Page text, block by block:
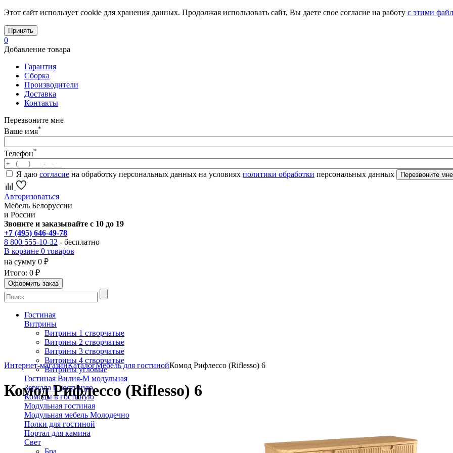
Этот сайт использует cookie для хранения данных. Продолжая использовать сайт, Вы даете свое согласие на работу с этими
Принять
0
Добавление товара
Гарантия
Сборка
Производители
Доставка
Контакты
Перезвоните мне
Ваше имя*
Телефон*
Я даю согласие на обработку персональных данных на условиях политики обработки персональных данных
Авторизоваться
Мебель Белоруссии
и России
Звоните и заказывайте с 10 до 19
+7 (495) 646-49-78
8 800 555-10-32 - бесплатно
В корзине 0 товаров
на сумму 0 ₽
Итого: 0 ₽
Гостиная
Витрины
Витрины 1 створчатые
Витрины 2 створчатые
Витрины 3 створчатые
Витрины 4 створчатые
Витрины угловые
Гостиная Вилия-М модульная
Зеркала в гостиную
Комоды в гостиную
Модульная гостиная
Модульная мебель Молодечно
Полки для гостиной
Портал для камина
Свет
Интернет-магазинКаталогМебель для гостинойКомод Рифлессо (Riflesso) 6
Комод Рифлессо (Riflesso) 6